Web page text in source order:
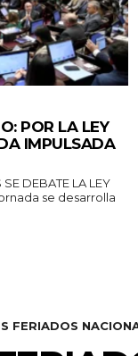
POR LA LEY
IMPULSADA
DEBATE LA LEY